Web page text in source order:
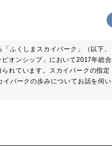
ふくしまスカイパーク」（以下、
オンシップ」において2017年総合
れています。スカイパークの指定
パークの歩みについてお話を伺い